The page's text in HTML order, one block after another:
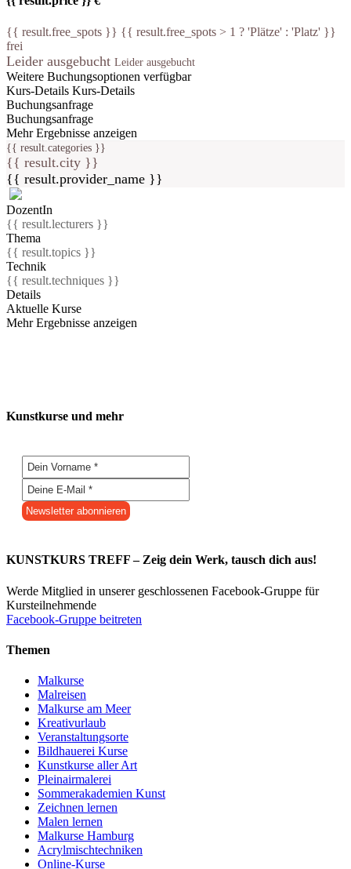
{{ result.free_spots }} {{ result.free_spots > 1 ? 'Plätze' : 'Platz' }}
frei
Leider ausgebucht Leider ausgebucht
Weitere Buchungsoptionen verfügbar
Kurs-Details Kurs-Details
Buchungsanfrage
Buchungsanfrage
Mehr Ergebnisse anzeigen
{{ result.categories }}
{{ result.city }}
{{ result.provider_name }}
DozentIn
{{ result.lecturers }}
Thema
{{ result.topics }}
Technik
{{ result.techniques }}
Details
Aktuelle Kurse
Mehr Ergebnisse anzeigen
Kunstkurse und mehr
KUNSTKURS TREFF – Zeig dein Werk, tausch dich aus!
Werde Mitglied in unserer geschlossenen Facebook-Gruppe für
Kursteilnehmende
Facebook-Gruppe beitreten
Themen
Malkurse
Malreisen
Malkurse am Meer
Kreativurlaub
Veranstaltungsorte
Bildhauerei Kurse
Kunstkurse aller Art
Pleinairmalerei
Sommerakademien Kunst
Zeichnen lernen
Malen lernen
Malkurse Hamburg
Acrylmischtechniken
Online-Kurse